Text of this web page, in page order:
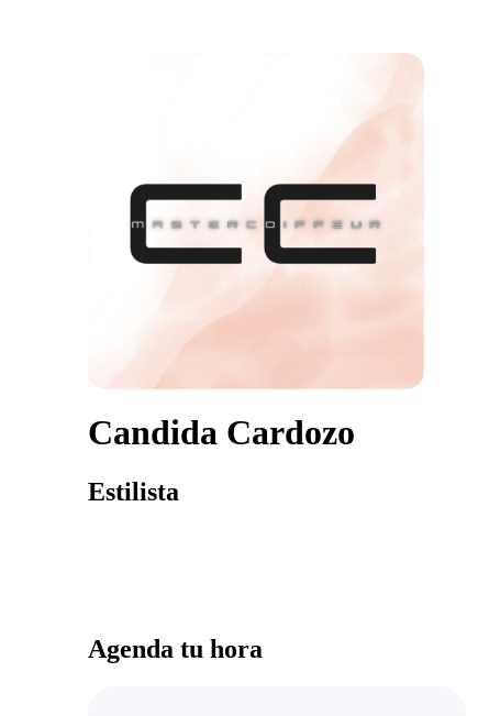
Candida Cardozo
Estilista
Agenda tu hora